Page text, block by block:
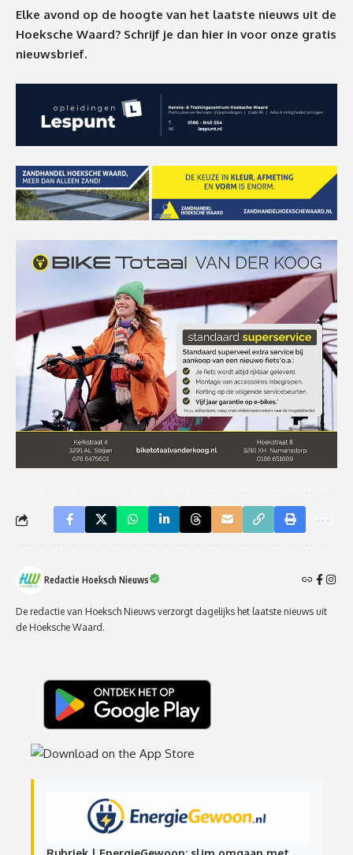
Elke avond op de hoogte van het laatste nieuws uit de
Hoeksche Waard? Schrijf je dan hier in voor onze gratis
nieuwsbrief.
Redactie Hoeksch Nieuws
De redactie van Hoeksch Nieuws verzorgt dagelijks het laatste nieuws uit
de Hoeksche Waard.